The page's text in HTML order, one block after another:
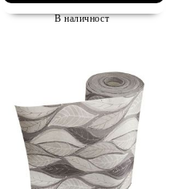
В наличност